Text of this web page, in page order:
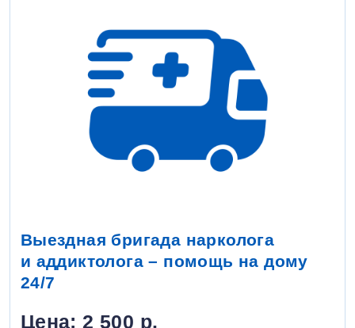
Выездная бригада нарколога
и аддиктолога – помощь на дому
24/7
Цена: 2 500 р.